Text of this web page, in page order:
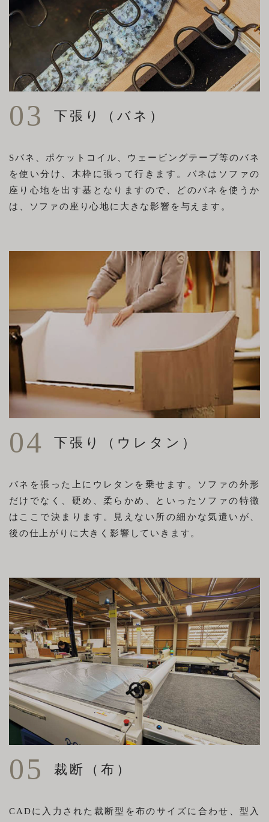
03 下張り（バネ）
Sバネ、ポケットコイル、ウェービングテープ等のバネ
を使い分け、木枠に張って行きます。バネはソファの
座り心地を出す基となりますので、どのバネを使うか
は、ソファの座り心地に大きな影響を与えます。
04 下張り（ウレタン）
バネを張った上にウレタンを乗せます。ソファの外形
だけでなく、硬め、柔らかめ、といったソファの特徴
はここで決まります。見えない所の細かな気遣いが、
後の仕上がりに大きく影響していきます。
05 裁断（布）
CADに入力された裁断型を布のサイズに合わせ、型入